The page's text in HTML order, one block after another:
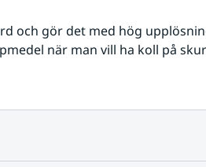
och gör det med hög
när man vill ha koll på